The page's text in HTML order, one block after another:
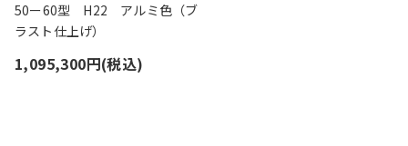
50ー60型 H22 アルミ色（ブ
ラスト仕上げ）
1,095,300円(税込)